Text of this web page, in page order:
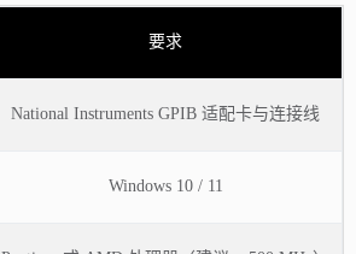
要求
National Instruments GPIB 适配卡与连接线
Windows 10 / 11